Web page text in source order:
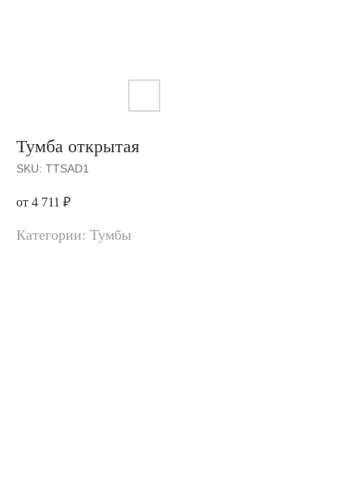
Тумба открытая
SKU: TTSAD1
от 4 711 ₽
Категории: Тумбы